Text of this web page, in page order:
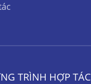
TRÌNH HỢP TÁC